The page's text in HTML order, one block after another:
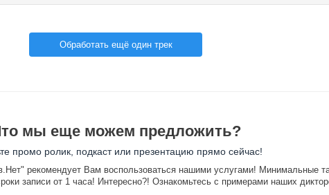
Обработать ещё один трек
мы еще можем предложить?
промо ролик, подкаст или презентацию прямо сейчас!
рекомендует Вам воспользоваться нашими услугами! Минимальные
записи от 1 часа! Интересно?! Ознакомьтесь с примерами наших